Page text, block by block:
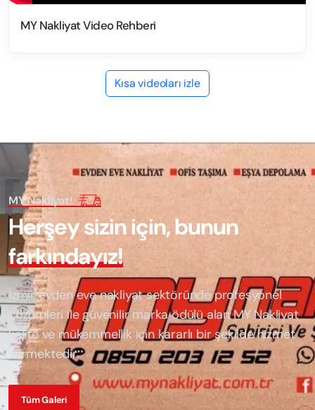
MY Nakliyat Video Rehberi
Kısa videoları izle
MY Nakliyat!
Herşeysiziniçin,bunun
farkındayız!
İzmir evden eve nakliyat sektöründe profesyonel
çözümleri ile güvenilir marka ödülü alanMY Nakliyat
kalite ve mükemmellik için kararlı bir şekilde hizmet
vermektedir.
Tüm Galeri